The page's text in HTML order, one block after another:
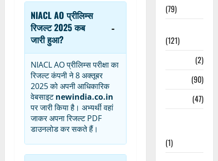
NIACL AO प्रीलिम्स
रिजल्ट 2025 कब
जारी हुआ?
NIACL AO प्रीलिम्स परीक्षा का
रिजल्ट कंपनी ने 8 अक्तूबर
2025 को अपनी आधिकारिक
वेबसाइटnewindia.co.in
पर जारी किया है। अभ्यर्थी वहां
जाकर अपना रिजल्ट PDF
डाउनलोड कर सकते हैं।
(79)
(121)
(2)
(90)
(47)
(1)